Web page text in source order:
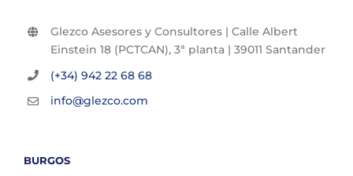
Glezco Asesores y Consultores | Calle Albert
Einstein 18 (PCTCAN), 3ª planta | 39011 Santander
(+34) 942 22 68 68
info@glezco.com
BURGOS